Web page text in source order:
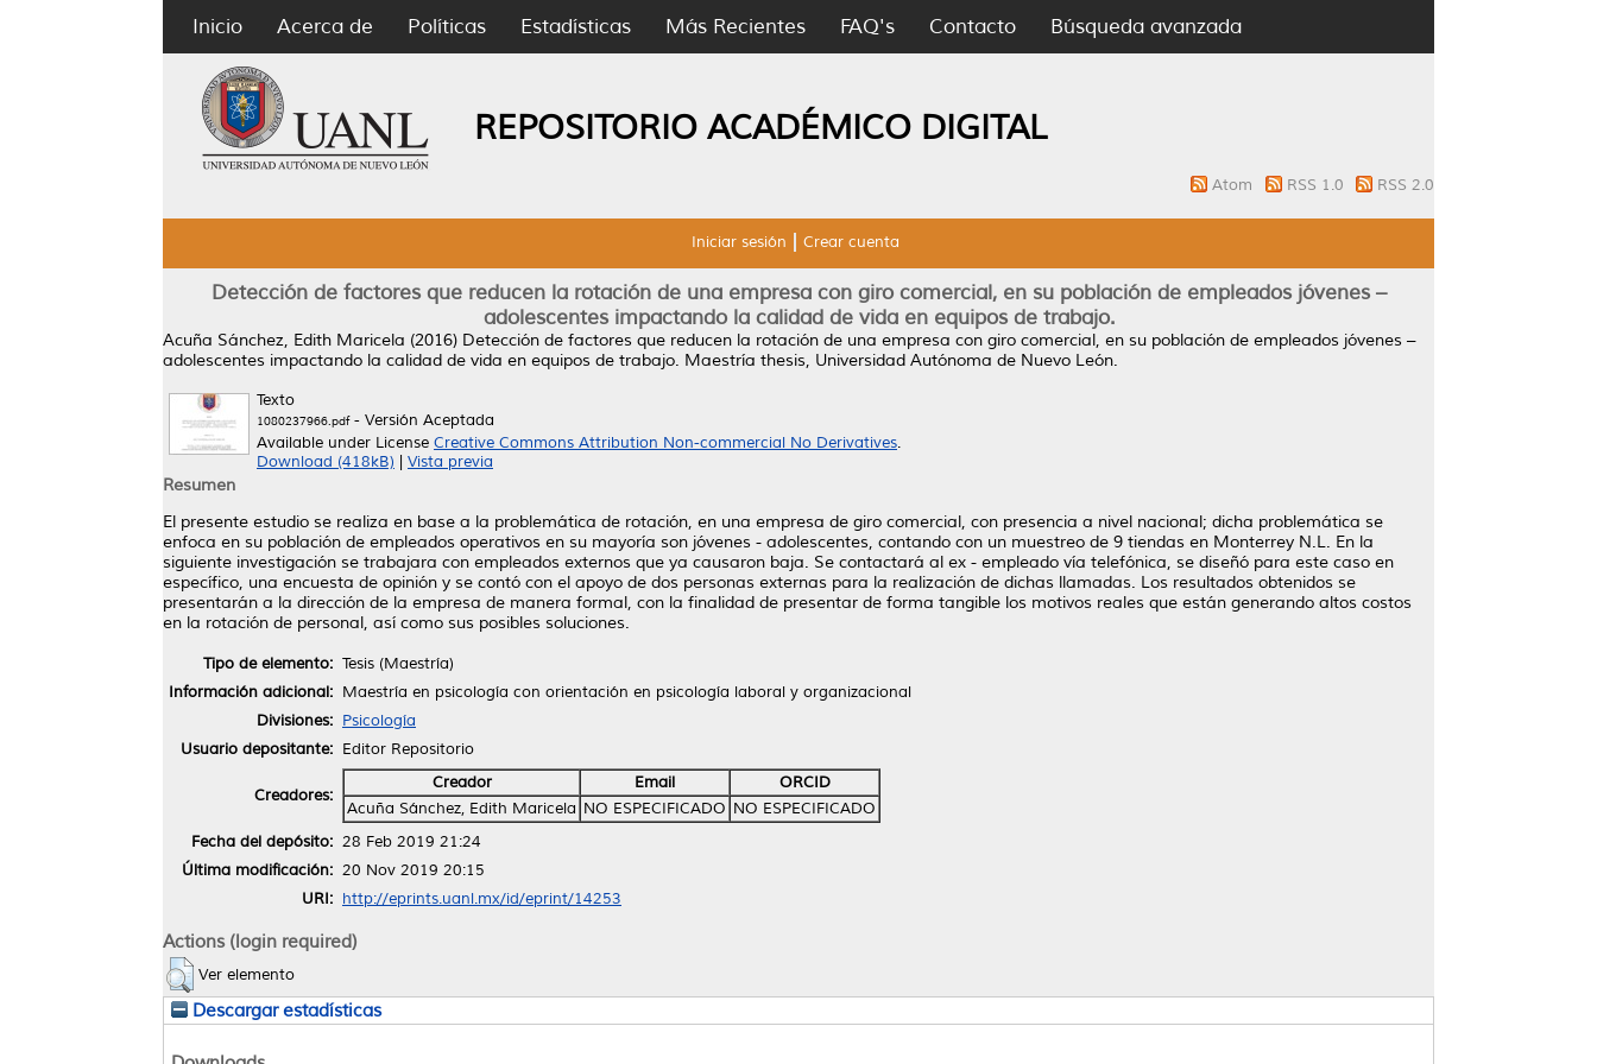
Inicio Acerca de Políticas Estadísticas Más Recientes FAQ's Contacto Búsqueda avanzada
REPOSITORIO ACADÉMICO DIGITAL
Atom RSS 1.0 RSS 2.0
Iniciar sesión Crear cuenta
Detección de factores que reducen la rotación de una empresa con giro comercial, en su población de empleados jóvenes –
adolescentes impactando la calidad de vida en equipos de trabajo.
Acuña Sánchez, Edith Maricela (2016) Detección de factores que reducen la rotación de una empresa con giro comercial, en su población de empleados jóvenes –
adolescentes impactando la calidad de vida en equipos de trabajo. Maestría thesis, Universidad Autónoma de Nuevo León.
Texto
1080237966.pdf- Versión Aceptada
Available under License Creative Commons Attribution Non-commercial No Derivatives.
Download (418kB)
Vista previa
Resumen
El presente estudio se realiza en base a la problemática de rotación, en una empresa de giro comercial, con presencia a nivel nacional; dicha problemática se
enfoca en su población de empleados operativos en su mayoría son jóvenes - adolescentes, contando con un muestreo de 9 tiendas en Monterrey N.L. En la
siguiente investigación se trabajara con empleados externos que ya causaron baja. Se contactará al ex - empleado vía telefónica, se diseñó para este caso en
específico, una encuesta de opinión y se contó con el apoyo de dos personas externas para la realización de dichas llamadas. Los resultados obtenidos se
presentarán a la dirección de la empresa de manera formal, con la finalidad de presentar de forma tangible los motivos reales que están generando altos costos
en la rotación de personal, así como sus posibles soluciones.
Tipo de elemento: Tesis (Maestría)
Información adicional: Maestría en psicología con orientación en psicología laboral y organizacional
Divisiones: Psicología
Usuario depositante: Editor Repositorio
Creadores:
Creador Email
ORCID
Acuña Sánchez, Edith Maricela NO ESPECIFICADO NO ESPECIFICADO
Fecha del depósito: 28 Feb 2019 21:24
Última modificación: 20 Nov 2019 20:15
URI: http://eprints.uanl.mx/id/eprint/14253
Actions (login required)
Ver elemento
Descargar estadísticas